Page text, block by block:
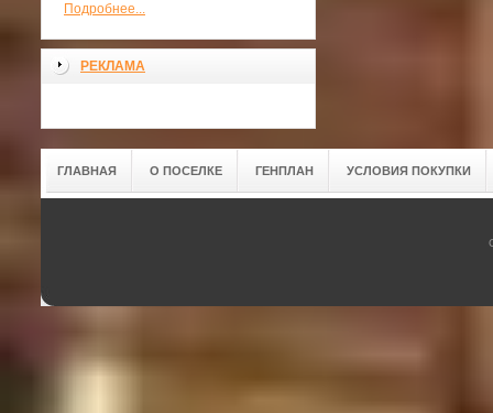
Подробнее...
РЕКЛАМА
ГЛАВНАЯ О ПОСЕЛКЕ ГЕНПЛАН УСЛОВИЯ ПОКУПКИ